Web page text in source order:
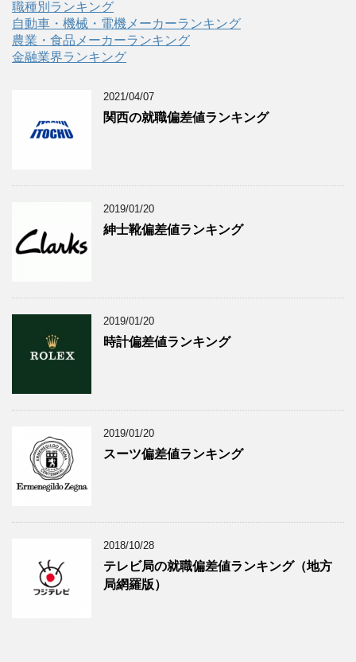
職種別ランキング
自動車・機械・電機メーカーランキング
農業・食品メーカーランキング
金融業界ランキング
2021/04/07
関西の就職偏差値ランキング
2019/01/20
紳士靴偏差値ランキング
2019/01/20
時計偏差値ランキング
2019/01/20
スーツ偏差値ランキング
2018/10/28
テレビ局の就職偏差値ランキング（地方
局網羅版）